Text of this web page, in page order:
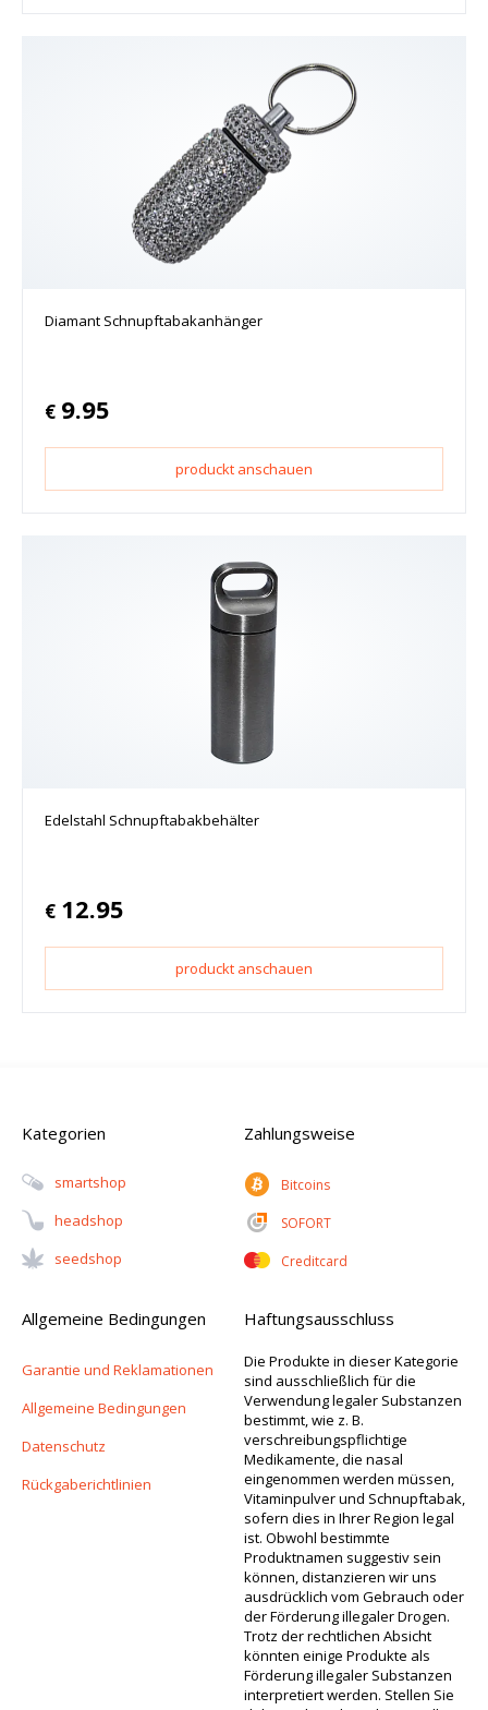
Diamant Schnupftabakanhänger
€ 9.95
produckt anschauen
Edelstahl Schnupftabakbehälter
€ 12.95
produckt anschauen
Kategorien
Smartshop
Headshop
Seedshop
Zahlungsweise
Bitcoins
SOFORT
Creditcard
Allgemeine Bedingungen
Garantie und Reklamationen
Allgemeine Bedingungen
Datenschutz
Rückgaberichtlinien
Haftungsausschluss
Die Produkte in dieser Kategorie
sind ausschließlich für die
Verwendung legaler Substanzen
bestimmt, wie z. B.
verschreibungspflichtige
Medikamente, die nasal
eingenommen werden müssen,
Vitaminpulver und Schnupftabak,
sofern dies in Ihrer Region legal
ist. Obwohl bestimmte
Produktnamen suggestiv sein
können, distanzieren wir uns
ausdrücklich vom Gebrauch oder
der Förderung illegaler Drogen.
Trotz der rechtlichen Absicht
könnten einige Produkte als
Förderung illegaler Substanzen
interpretiert werden. Stellen Sie